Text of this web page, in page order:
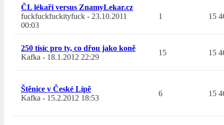
ČL lékaři versus ZnamyLekar.cz
fuckfuckfuckityfuck - 23.10.2011
00:03
1 15
250 tisíc pro ty, co dřou jako koně
Kafka - 18.1.2012 22:29
15 15
Štěnice v České Lípě
Kafka - 15.2.2012 18:53
6 15